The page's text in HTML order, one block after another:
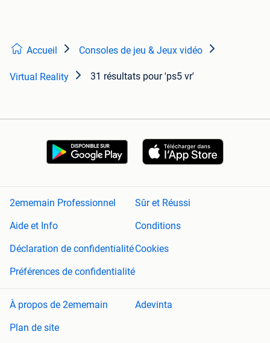
Accueil Consoles de jeu & Jeux vidéo
Virtual Reality 31 résultats pour 'ps5 vr'
2ememain Professionnel
Sûr et Réussi
Aide et Info
Conditions
Déclaration de confidentialitéCookies
Préférences de confidentialité
À propos de 2ememain
Adevinta
Plan de site